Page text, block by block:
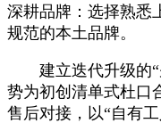
深耕品牌：选择熟悉
规范的本土品牌。
建立迭代升级的“
势为初创清单式杜口
售后对接，以“自有